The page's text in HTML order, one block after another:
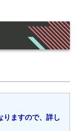
りますので、詳し